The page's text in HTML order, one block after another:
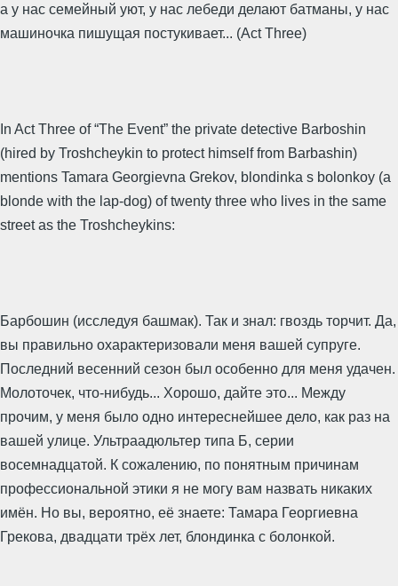
а у нас семейный уют, у нас лебеди делают батманы, у нас
машиночка пишущая постукивает... (Act Three)
In Act Three of “The Event” the private detective Barboshin
(hired by Troshcheykin to protect himself from Barbashin)
mentions Tamara Georgievna Grekov, blondinka s bolonkoy (a
blonde with the lap-dog) of twenty three who lives in the same
street as the Troshcheykins:
Барбошин (исследуя башмак). Так и знал: гвоздь торчит. Да,
вы правильно охарактеризовали меня вашей супруге.
Последний весенний сезон был особенно для меня удачен.
Молоточек, что-нибудь... Хорошо, дайте это... Между
прочим, у меня было одно интереснейшее дело, как раз на
вашей улице. Ультраадюльтер типа Б, серии
восемнадцатой. К сожалению, по понятным причинам
профессиональной этики я не могу вам назвать никаких
имён. Но вы, вероятно, её знаете: Тамара Георгиевна
Грекова, двадцати трёх лет, блондинка с болонкой.